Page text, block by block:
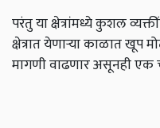
परंतु या क्षेत्रांमध्ये कुशल
क्षेत्रात येणाऱ्या काळात खूप
मागणी वाढणार असूनही